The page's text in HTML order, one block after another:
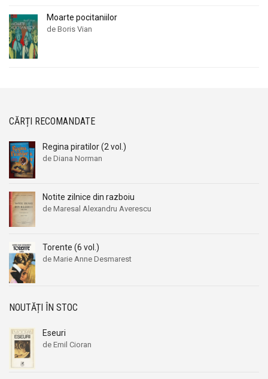
Moarte pocitaniilor
de Boris Vian
CĂRȚI RECOMANDATE
Regina piratilor (2 vol.)
de Diana Norman
Notite zilnice din razboiu
de Maresal Alexandru Averescu
Torente (6 vol.)
de Marie Anne Desmarest
NOUTĂȚI ÎN STOC
Eseuri
de Emil Cioran